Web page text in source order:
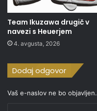
Team Ikuzawa drugič v
navezi s Heuerjem
4. avgusta, 2026
Dodaj odgovor
Vaš e-naslov ne bo objavljen.